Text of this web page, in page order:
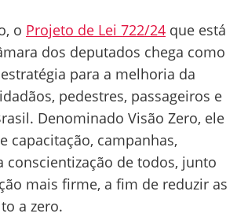
o Projeto de Lei 722/24 que está
dos deputados chega como
para a melhoria da
pedestres, passageiros e
Denominado Visão Zero, ele
capacitação, campanhas,
conscientização de todos, junto
mais firme, a fim de reduzir as
a zero.